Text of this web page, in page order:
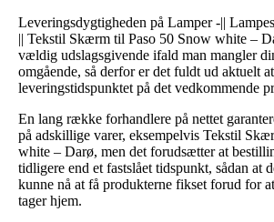
Leveringsdygtigheden på Lamper -||
|| Tekstil Skærm til Paso 50 Snow white –
vældig udslagsgivende ifald man mangler
omgående, så derfor er det fuldt ud aktuelt
leveringstidspunktet på det vedkommende
En lang række forhandlere på nettet
på adskillige varer, eksempelvis Tekstil
white – Darø, men det forudsætter at
tidligere end et fastslået tidspunkt, sådan at
kunne nå at få produkterne fikset forud for
tager hjem.